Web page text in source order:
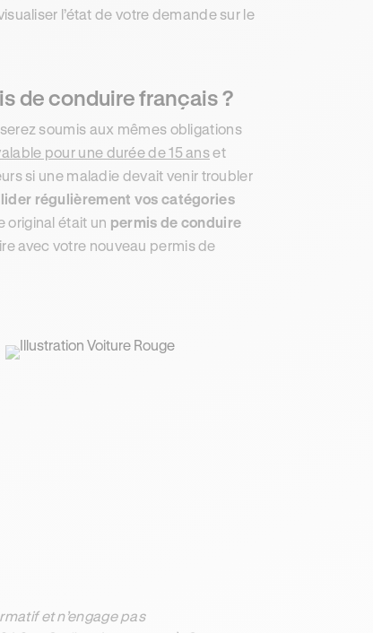
l’état de votre demande sur le
de conduire français ?
soumis aux mêmes obligations
pour une durée de 15 anset
si une maladie devait venir troubler
régulièrement vos catégories
original était un permis de conduire
avec votre nouveau permis de
et n’engage pas